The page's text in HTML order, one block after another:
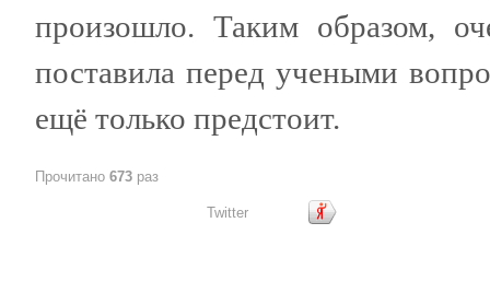
произошло. Таким образом,
поставила перед учеными
ещё только предстоит.
Прочитано 673 раз
Twitter